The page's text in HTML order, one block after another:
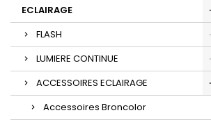
ECLAIRAGE
FLASH
LUMIERE CONTINUE
ACCESSOIRES ECLAIRAGE
Accessoires Broncolor